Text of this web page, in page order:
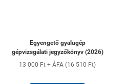
Egyengető gyalugép
gépvizsgálati jegyzőkönyv (2026)
13 000 Ft + ÁFA (16 510 Ft)